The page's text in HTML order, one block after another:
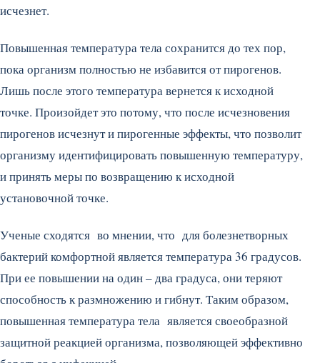
исчезнет.
Повышенная температура тела сохранится до тех пор,
пока организм полностью не избавится от пирогенов.
Лишь после этого температура вернется к исходной
точке. Произойдет это потому, что после исчезновения
пирогенов исчезнут и пирогенные эффекты, что позволит
организму идентифицировать повышенную температуру,
и принять меры по возвращению к исходной
установочной точке.
Ученые сходятся во мнении, что для болезнетворных
бактерий комфортной является температура 36 градусов.
При ее повышении на один – два градуса, они теряют
способность к размножению и гибнут. Таким образом,
повышенная температура тела является своеобразной
защитной реакцией организма, позволяющей эффективно